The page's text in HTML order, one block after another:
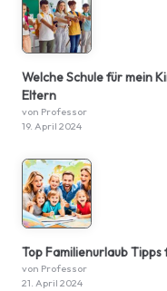
Welche Schule für mein
Eltern
von Professor
19. April 2024
Top Familienurlaub
von Professor
21. April 2024